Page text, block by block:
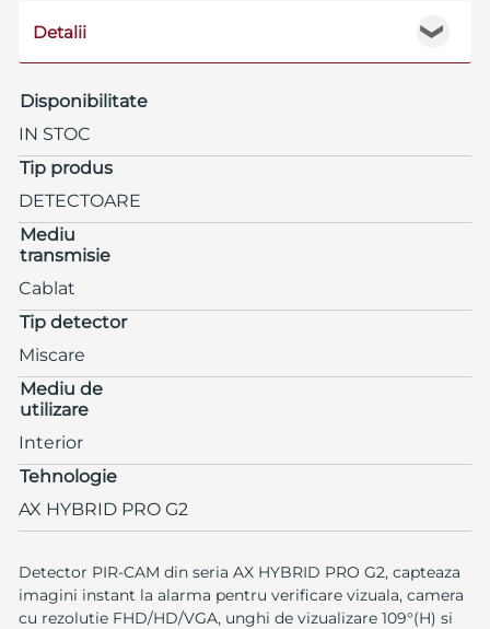
❯
Detalii
Disponibilitate
IN STOC
Tip produs
DETECTOARE
Mediu
transmisie
Cablat
Tip detector
Miscare
Mediu de
utilizare
Interior
Tehnologie
AX HYBRID PRO G2
Detector PIR-CAM din seria AX HYBRID PRO G2, capteaza
imagini instant la alarma pentru verificare vizuala, camera
cu rezolutie FHD/HD/VGA, unghi de vizualizare 109°(H) si